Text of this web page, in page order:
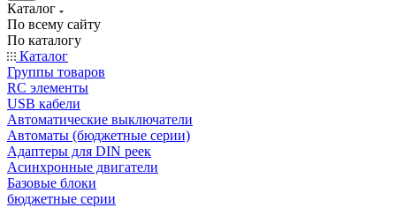
Каталог
По всему сайту
По каталогу
Каталог
Группы товаров
RC элементы
USB кабели
Автоматические выключатели
Автоматы (бюджетные серии)
Адаптеры для DIN реек
Асинхронные двигатели
Базовые блоки
бюджетные серии